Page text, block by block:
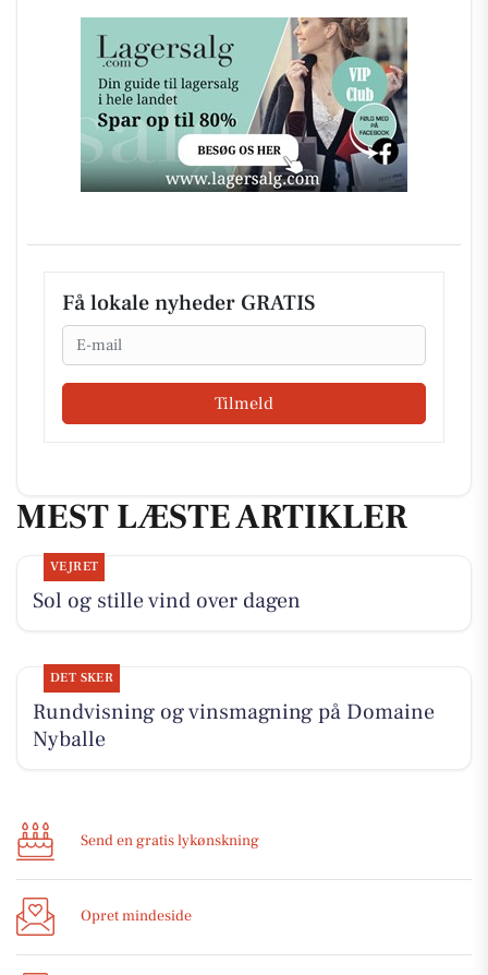
Få lokale nyheder GRATIS
Email
Tilmeld
MEST LÆSTE ARTIKLER
VEJRET
Sol og stille vind over dagen
DET SKER
Rundvisning og vinsmagning på Domaine
Nyballe
Send en gratis lykønskning
Opret mindeside